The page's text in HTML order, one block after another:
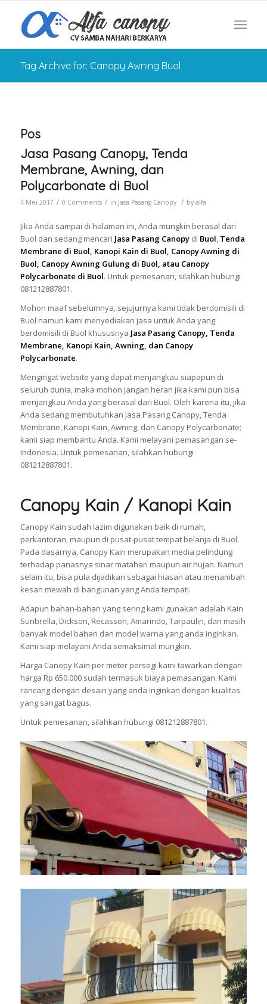
Tag Archive for: Canopy Awning Buol
Pos
Jasa Pasang Canopy, Tenda
Membrane, Awning, dan
Polycarbonate di Buol
4 Mei 2017 / 0 Comments / in Jasa Pasang Canopy / by alfa
Jika Anda sampai di halaman ini, Anda mungkin berasal dari
Buol dan sedang mencari Jasa Pasang Canopy di Buol, Tenda
Membrane di Buol, Kanopi Kain di Buol, Canopy Awning di
Buol, Canopy Awning Gulung di Buol, atau Canopy
Polycarbonate di Buol. Untuk pemesanan, silahkan hubungi
081212887801.
Mohon maaf sebelumnya, sejujurnya kami tidak berdomisili di
Buol namun kami menyediakan jasa untuk Anda yang
berdomisili di Buol khususnya Jasa Pasang Canopy, Tenda
Membrane, Kanopi Kain, Awning, dan Canopy
Polycarbonate.
Mengingat website yang dapat menjangkau siapapun di
seluruh dunia, maka mohon jangan heran jika kami pun bisa
menjangkau Anda yang berasal dari Buol. Oleh karena itu, jika
Anda sedang membutuhkan Jasa Pasang Canopy, Tenda
Membrane, Kanopi Kain, Awning, dan Canopy Polycarbonate;
kami siap membantu Anda. Kami melayani pemasangan se-
Indonesia. Untuk pemesanan, silahkan hubungi
081212887801.
Canopy Kain / Kanopi Kain
Canopy Kain sudah lazim digunakan baik di rumah,
perkantoran, maupun di pusat-pusat tempat belanja di Buol.
Pada dasarnya, Canopy Kain merupakan media pelindung
terhadap panasnya sinar matahari maupun air hujan. Namun
selain itu, bisa pula dijadikan sebagai hiasan atau menambah
kesan mewah di bangunan yang Anda tempati.
Adapun bahan-bahan yang sering kami gunakan adalah Kain
Sunbrella, Dickson, Recasson, Amarindo, Tarpaulin, dan masih
banyak model bahan dan model warna yang anda inginkan.
Kami siap melayani Anda semaksimal mungkin.
Harga Canopy Kain per meter persegi kami tawarkan dengan
harga Rp 650.000 sudah termasuk biaya pemasangan. Kami
rancang dengan desain yang anda inginkan dengan kualitas
yang sangat bagus.
Untuk pemesanan, silahkan hubungi 081212887801.